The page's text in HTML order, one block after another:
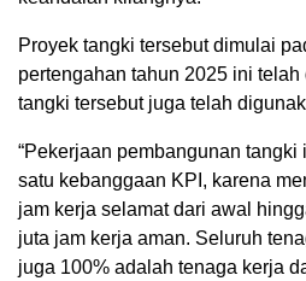
Proyek tangki tersebut dimulai
pertengahan tahun 2025 ini
tangki tersebut juga telah
“Pekerjaan pembangunan
satu kebanggaan KPI, karena
jam kerja selamat dari awal
juta jam kerja aman. Seluruh
juga 100% adalah tenaga kerja